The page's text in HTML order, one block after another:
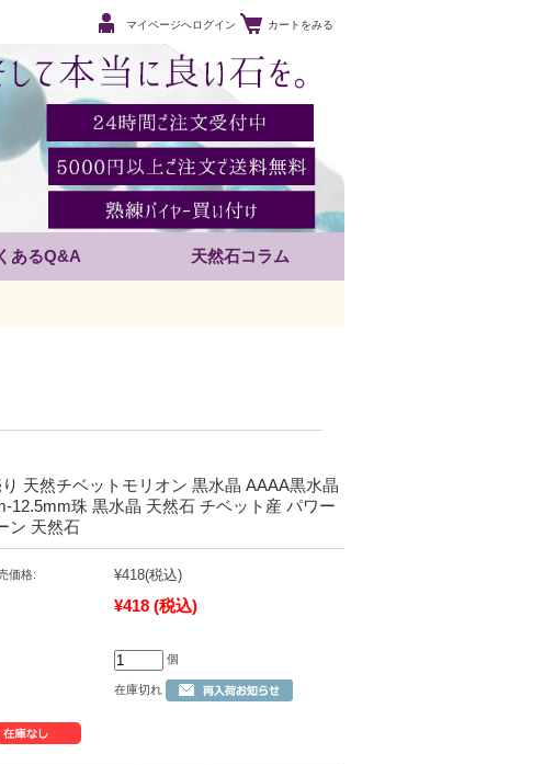
マイページへログイン カートをみる
あるQ&A 天然石コラム
天然チベットモリオン 黒水晶 AAAA黒水晶
12.5mm珠 黒水晶 天然石 チベット産 パワー
ン 天然石
価格: ¥418(税込)
¥418 (税込)
個
在庫切れ